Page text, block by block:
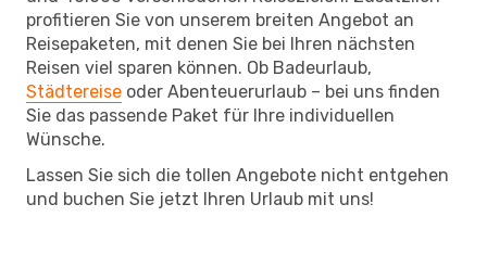
profitieren Sie von unserem breiten Angebot an
Reisepaketen, mit denen Sie bei Ihren nächsten
Reisen viel sparen können. Ob Badeurlaub,
Städtereise oder Abenteuerurlaub – bei uns finden
Sie das passende Paket für Ihre individuellen
Wünsche.
Lassen Sie sich die tollen Angebote nicht entgehen
und buchen Sie jetzt Ihren Urlaub mit uns!